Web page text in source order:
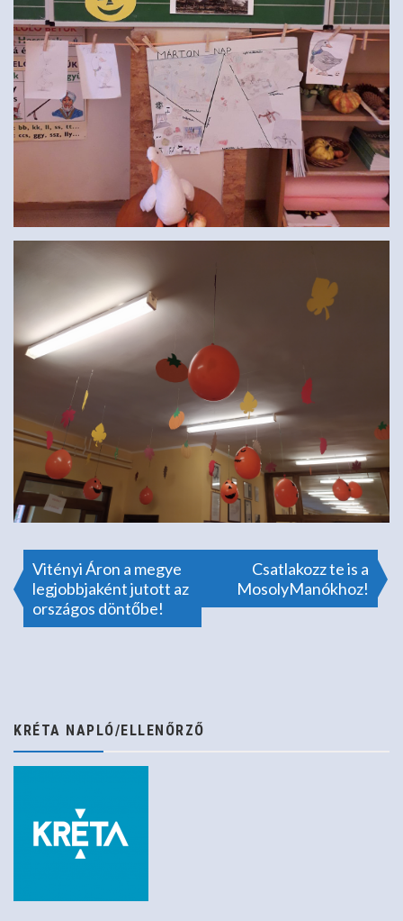
Bejegyzés
navigáció
Vitényi Áron a megye
legjobbjaként jutott az
országos döntőbe!
Csatlakozz te is a
MosolyManókhoz!
KRÉTA NAPLÓ/ELLENŐRZŐ